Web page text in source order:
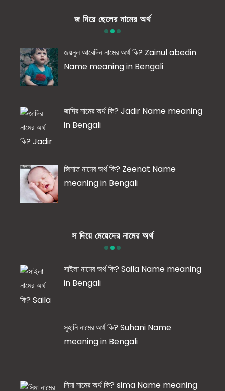
জ দিয়ে ছেলের নামের অর্থ
জয়নুল আবেদিন নামের অর্থ কি? Zainul abedin
Name meaning in Bengali
জাদির নামের অর্থ কি? Jadir Name meaning
in Bengali
জিনাত নামের অর্থ কি? Zeenat Name
meaning in Bengali
স দিয়ে মেয়েদের নামের অর্থ
সাইলা নামের অর্থ কি? Saila Name meaning
in Bengali
সুহানি নামের অর্থ কি? Suhani Name
meaning in Bengali
সিমা নামের অর্থ কি? sima Name meaning